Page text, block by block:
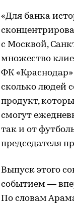
«Для банка
с Москвой,
множество
ФК «Краснодар»
сколько людей
продукт,
смогут
так и от
председателя
Выпуск этого
событием —
По словам